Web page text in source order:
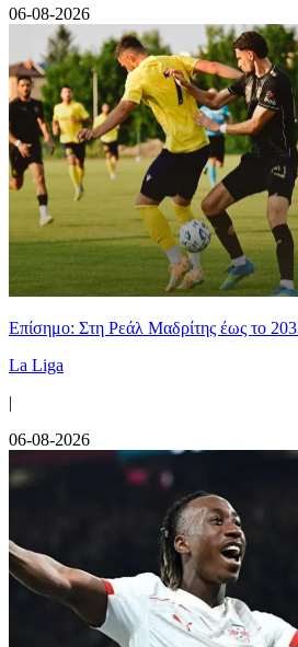
06-08-2026
Επίσημο: Στη Ρεάλ Μαδρίτης έως το
La Liga
|
06-08-2026